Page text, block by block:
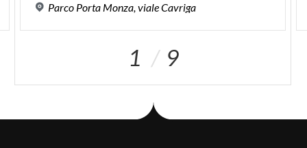
Parco Porta Monza,vialeCavriga
1 9